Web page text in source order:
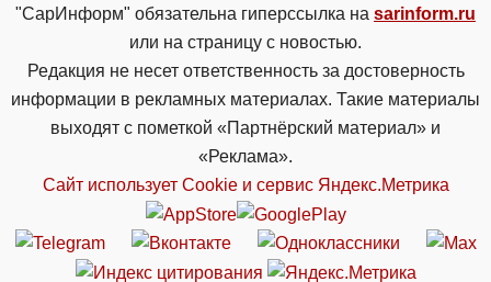
"СарИнформ" обязательна гиперссылка на sarinform.ru
или на страницу с новостью.
Редакция не несет ответственность за достоверность
информации в рекламных материалах. Такие материалы
выходят с пометкой «Партнёрский материал» и
«Реклама».
Сайт использует Cookie и сервиc Яндекс.Метрика